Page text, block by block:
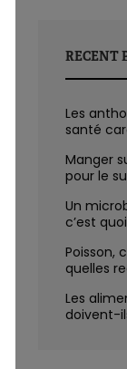
RECENT
Les
santé
Manger
pour le
Un
c’est
Poisson,
quelles
Les
doivent-